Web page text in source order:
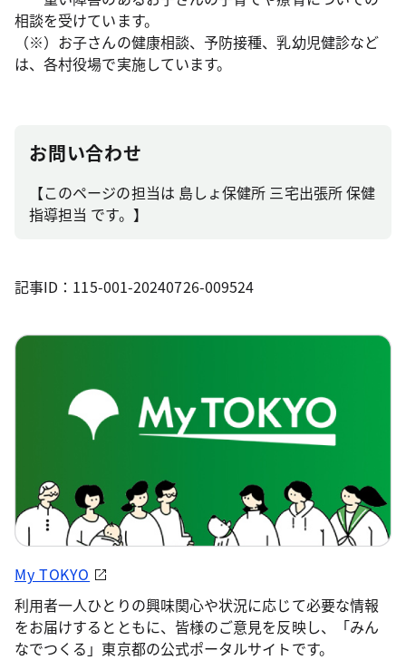
相談を受けています。
（※）お子さんの健康相談、予防接種、乳幼児健診など
は、各村役場で実施しています。
お問い合わせ
【このページの担当は 島しょ保健所 三宅出張所 保健
指導担当 です。】
記事ID：115-001-20240726-009524
My TOKYO
利用者一人ひとりの興味関心や状況に応じて必要な情報
をお届けするとともに、皆様のご意見を反映し、「みん
なでつくる」東京都の公式ポータルサイトです。